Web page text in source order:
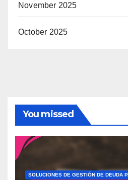
November 2025
October 2025
You missed
SOLUCIONES DE GESTIÓN DE DEUDA